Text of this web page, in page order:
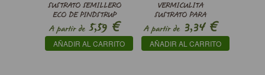
SUSTRATO SEMILLERO
ECO DE PINDSTRUP
A partir de5,59 €
AÑADIR AL CARRITO
VERMICULITA
SUSTRATO PARA
PROPAGACIÓN
A partir de3,34€
AÑADIR AL CARRITO